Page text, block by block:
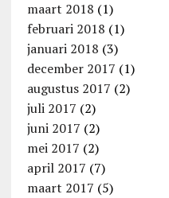
maart 2018 (1)
februari 2018 (1)
januari 2018 (3)
december 2017 (1)
augustus 2017 (2)
juli 2017 (2)
juni 2017 (2)
mei 2017 (2)
april 2017 (7)
maart 2017 (5)